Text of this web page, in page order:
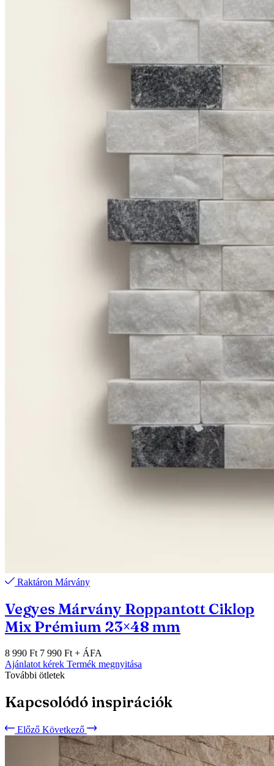
Raktáron Márvány
Vegyes Márvány Roppantott Ciklop
Mix Prémium 23×48 mm
8 990 Ft 7 990 Ft + ÁFA
Ajánlatot kérek Termék megnyitása
További ötletek
Kapcsolódó inspirációk
Előző Következő